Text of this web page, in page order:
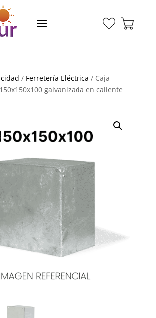
/ Ferretería Eléctrica / Caja
galvanizada en caliente